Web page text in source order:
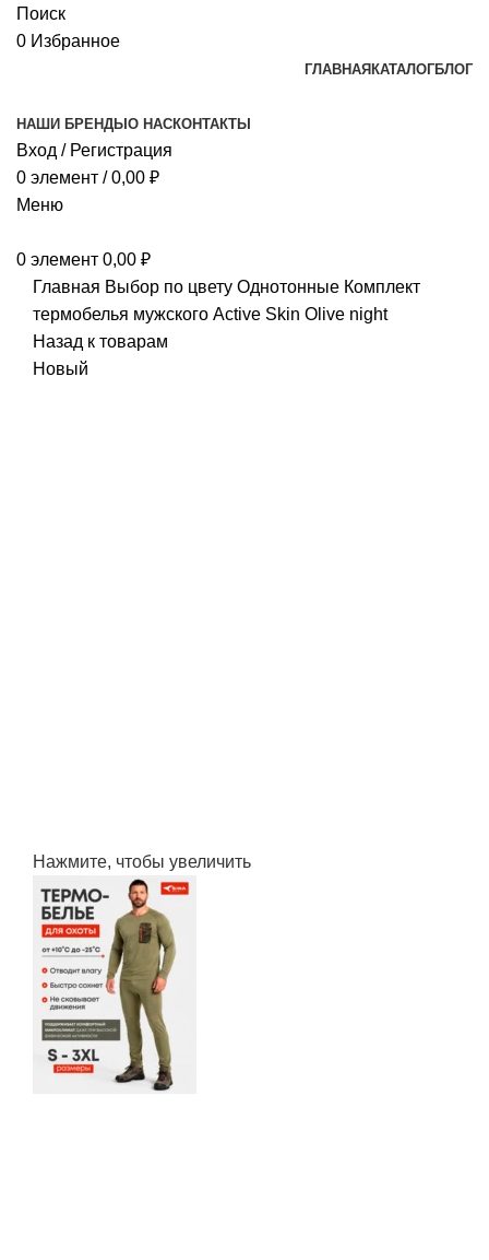
Поиск
0 Избранное
ГЛАВНАЯ КАТАЛОГБЛОГ
НАШИ БРЕНДЫ О НАСКОНТАКТЫ
Вход / Регистрация
0 элемент / 0,00 ₽
Меню
0 элемент 0,00 ₽
Главная Выбор по цвету Однотонные Комплект
термобелья мужского Active Skin Olive night
Назад к товарам
Новый
Нажмите, чтобы увеличить